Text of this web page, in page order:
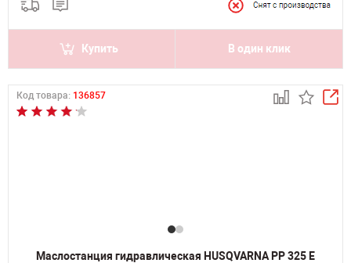
Купить В один клик
Код товара: 136857
Маслостанция гидравлическая HUSQVARNA PP 325 E